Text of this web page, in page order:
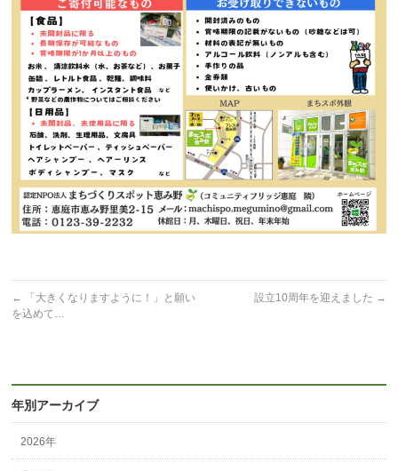
←
「大きくなりますように！」と願い
を込めて…
設立10周年を迎えました →
年別アーカイブ
2026年